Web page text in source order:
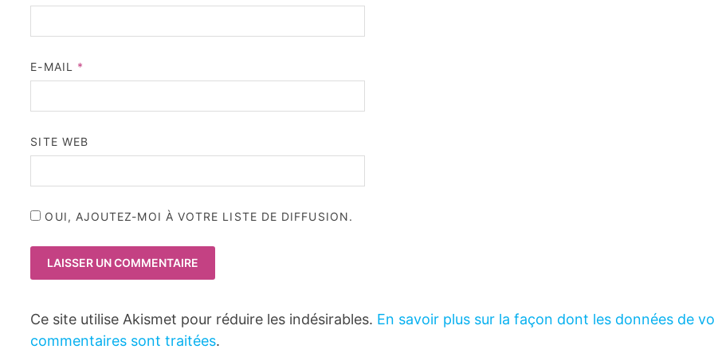
E-MAIL *
SITE WEB
OUI, AJOUTEZ-MOI À VOTRE LISTE DE DIFFUSION.
Ce site utilise Akismet pour réduire les indésirables. En savoir plus sur la façon dont les données de
commentaires sont traitées.